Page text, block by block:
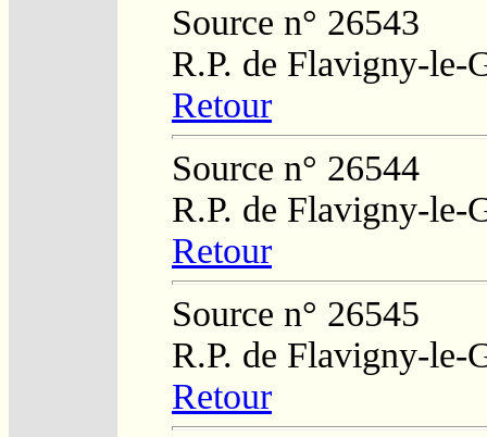
Source n° 26543
R.P. de Flavigny-le-
Retour
Source n° 26544
R.P. de Flavigny-le-
Retour
Source n° 26545
R.P. de Flavigny-le-
Retour